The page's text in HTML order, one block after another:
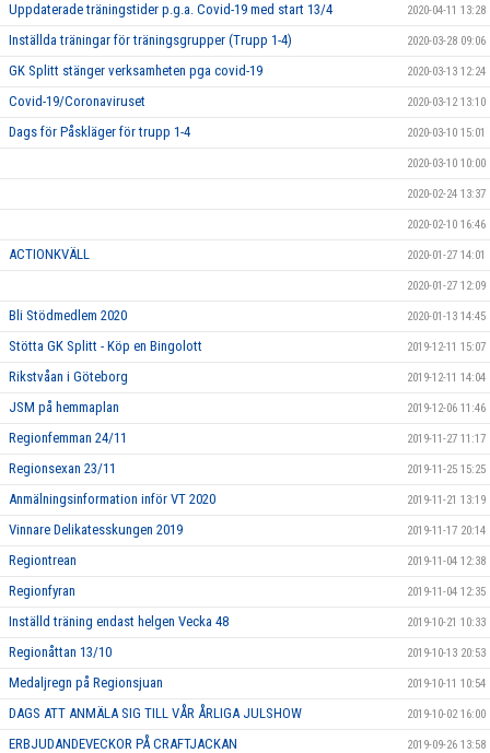
Uppdaterade träningstider p.g.a. Covid-19 med start 13/4 2020-04-11 13:28
Inställda träningar för träningsgrupper (Trupp 1-4) 2020-03-28 09:06
GK Splitt stänger verksamheten pga covid-19 2020-03-13 12:24
Covid-19/Coronaviruset 2020-03-12 13:10
Dags för Påskläger för trupp 1-4 2020-03-10 15:01
2020-03-10 10:00
2020-02-24 13:37
2020-02-10 16:46
ACTIONKVÄLL 2020-01-27 14:01
2020-01-27 12:09
Bli Stödmedlem 2020 2020-01-13 14:45
Stötta GK Splitt - Köp en Bingolott 2019-12-11 15:07
Rikstvåan i Göteborg 2019-12-11 14:04
JSM på hemmaplan 2019-12-06 11:46
Regionfemman 24/11 2019-11-27 11:17
Regionsexan 23/11 2019-11-25 15:25
Anmälningsinformation inför VT 2020 2019-11-21 13:19
Vinnare Delikatesskungen 2019 2019-11-17 20:14
Regiontrean 2019-11-04 12:38
Regionfyran 2019-11-04 12:35
Inställd träning endast helgen Vecka 48 2019-10-21 10:33
Regionåttan 13/10 2019-10-13 20:53
Medaljregn på Regionsjuan 2019-10-11 10:54
DAGS ATT ANMÄLA SIG TILL VÅR ÅRLIGA JULSHOW 2019-10-02 16:00
ERBJUDANDEVECKOR PÅ CRAFTJACKAN 2019-09-26 13:58